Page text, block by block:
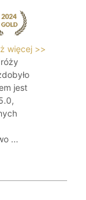
więcej >>
jest
...